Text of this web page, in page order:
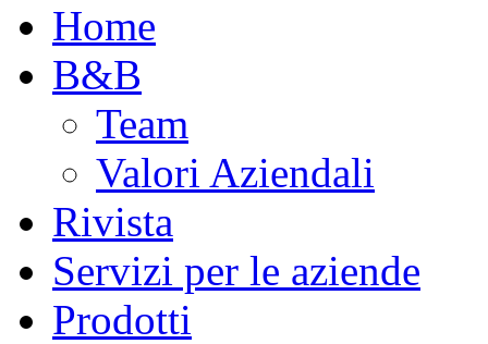
Home
B&B
Team
Valori Aziendali
Rivista
Servizi per le aziende
Prodotti